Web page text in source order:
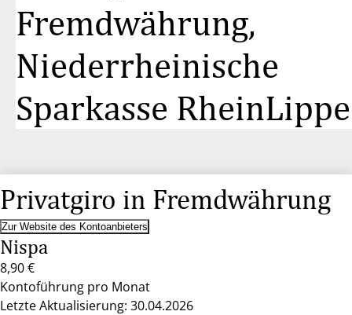
Fremdwährung,
Niederrheinische
Sparkasse RheinLippe
Privatgiro in Fremdwährung
Zur Website des Kontoanbieters
Nispa
8,90 €
Kontoführung pro Monat
Letzte Aktualisierung: 30.04.2026